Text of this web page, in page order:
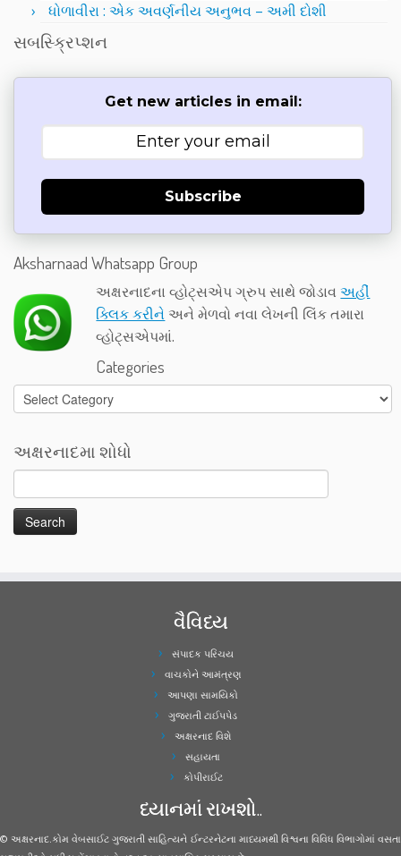
ધોળાવીરા : એક અવર્ણનીય અનુભવ – અમી દોશી
સબસ્ક્રિપ્શન
Get new articles in email:
Subscribe
Aksharnaad Whatsapp Group
અક્ષરનાદના વ્હોટ્સએપ ગ્રુપ સાથે જોડાવઅહીં
ક્લિક કરીને અને મેળવો નવા લેખની લિંક તમારા
વ્હોટ્સએપમાં.
Categories
Categories
અક્ષરનાદમા શોધો
વૈવિધ્ય
સંપાદક પરિચય
વાચકોને આમંત્રણ
આપણા સામયિકો
ગુજરાતી ટાઈપપેડ
અક્ષરનાદ વિશે
સહાયતા
કોપીરાઈટ
ધ્યાનમાં રાખશો..
© અક્ષરનાદ.કોમ વેબસાઈટ ગુજરાતી સાહિત્યને ઈન્ટરનેટના માધ્યમથી વિશ્વના વિવિધ વિભાગોમાં વસતા